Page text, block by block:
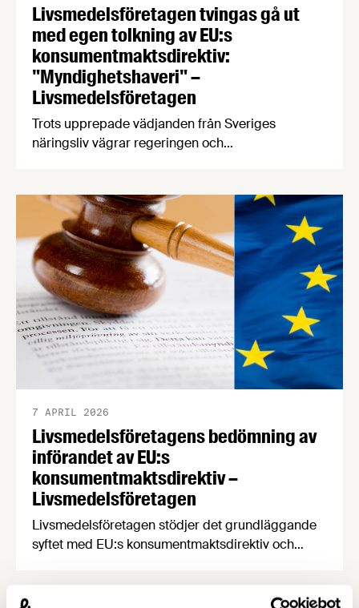
Livsmedelsföretagen tvingas gå ut
med egen tolkning av EU:s
konsumentmaktsdirektiv:
"Myndighetshaveri" –
Livsmedelsföretagen
Trots upprepade vädjanden från Sveriges
näringsliv vägrar regeringen och
kan bli att fullt fungerande varor för hundratals
miljoner kronor måste kasseras. Nu går
Livsmedelsföretagen ut med en egen bedömning
av rättsläget till sina 750 medlemsföretag. EU:s
konsumentmaktsdirektiv har ett gott syfte.
Livsmedelsföretagens bedömning av
införandet av EU:s
konsumentmaktsdirektiv –
Livsmedelsföretagen
7 APRIL 2026
Livsmedelsföretagen stödjer det grundläggande
syftet med EU:s konsumentmaktsdirektiv och
tydligare hållbarhetskommunikation. Men trots
upprepade möten vägrar Regeringskansliet och